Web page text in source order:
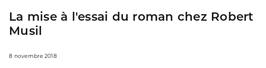
La mise à l'essai du roman chez Robert
Musil
8 novembre 2018